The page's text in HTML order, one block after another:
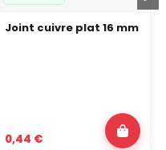
Joint cuivre plat 16 mm
0,44 €